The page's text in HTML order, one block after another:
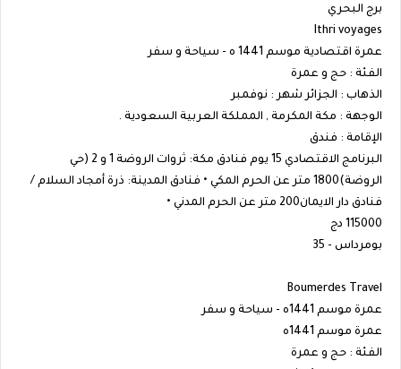
برج البحري
Ithri voyages
عمرة اقتصادية موسم 1441 ه - سياحة و سفر
الفئة : حج و عمرة
الذهاب : الجزائر شهر : نوفمبر
الوجهة : مكة المكرمة , المملكة العربية السعودية .
الإقامة : فندق
البرنامج الاقتصادي 15 يوم فنادق مكة: ثروات الروضة 1 و 2 (حي
الروضة)1800 متر عن الحرم المكي • فنادق المدينة: ذرة أمجاد السلام /
فنادق دار الايمان200 متر عن الحرم المدني •
115000 دج
بومرداس - 35
Boumerdes Travel
عمرة موسم 1441ه - سياحة و سفر
عمرة موسم 1441ه
الفئة : حج و عمرة